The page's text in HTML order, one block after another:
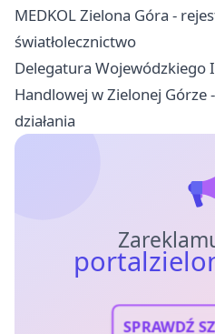
MEDKOL Zielona Góra -
światłolecznictwo
Delegatura Wojewódzkiego
Handlowej w Zielonej Górze
działania
SPRAWDŹ